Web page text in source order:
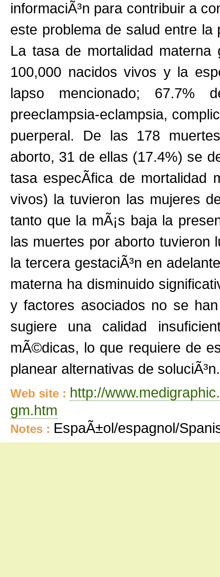
informaciÃ³n para contribuir a
este problema de salud entre la
La tasa de mortalidad
100,000 nacidos vivos y la
lapso mencionado; 67.7%
preeclampsia-eclampsia,
puerperal. De las 178
aborto, 31 de ellas (17.4%) se
tasa especÃ­fica de mortalidad
vivos) la tuvieron las mujeres
tanto que la mÃ¡s baja la
las muertes por aborto tuvieron
la tercera gestaciÃ³n en
materna ha disminuido
y factores asociados no se
sugiere una calidad
mÃ©dicas, lo que requiere de
planear alternativas de soluciÃ³n.
Web site : http://
gm.htm
Notes : EspaÃ±ol/espagnol/